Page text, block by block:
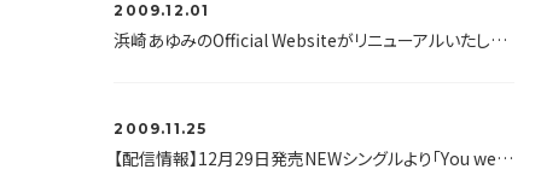
2009.12.01
浜崎あゆみのOfficial Websiteがリニューアルいたしました！
2009.11.25
【配信情報】12月29日発売NEWシングルより「You were...」ムービーを先行配信開始♪